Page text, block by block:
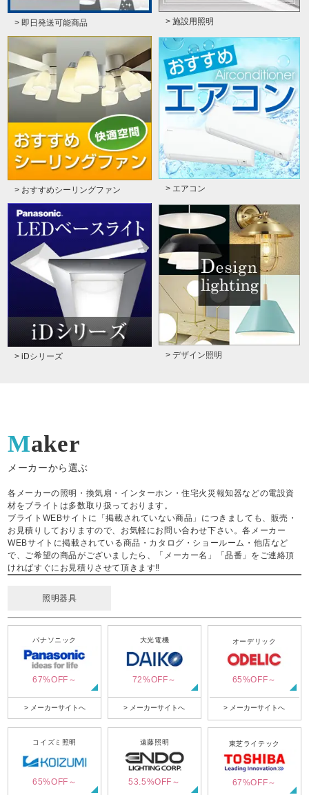
> 即日発送可能商品 > 施設用照明
> おすすめシーリングファン > エアコン
> iDシリーズ > デザイン照明
Maker
メーカーから選ぶ
各メーカーの照明・換気扇・インターホン・住宅火災報知器などの電設資
材をブライトは多数取り扱っております。
ブライトWEBサイトに「掲載されていない商品」につきましても、販売・
お見積りしておりますので、お気軽にお問い合わせ下さい。各メーカー
WEBサイトに掲載されている商品・カタログ・ショールーム・他店など
で、ご希望の商品がございましたら、「メーカー名」「品番」をご連絡頂
ければすぐにお見積りさせて頂きます‼
照明器具
パナソニック
67%OFF～
> メーカーサイトへ
大光電機
72%OFF～
> メーカーサイトへ
オーデリック
65%OFF～
> メーカーサイトへ
コイズミ照明
65%OFF～
遠藤照明
53.5%OFF～
東芝ライテック
67%OFF～